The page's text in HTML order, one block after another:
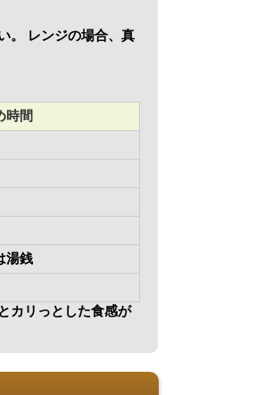
レンジの場合、真
湯銭